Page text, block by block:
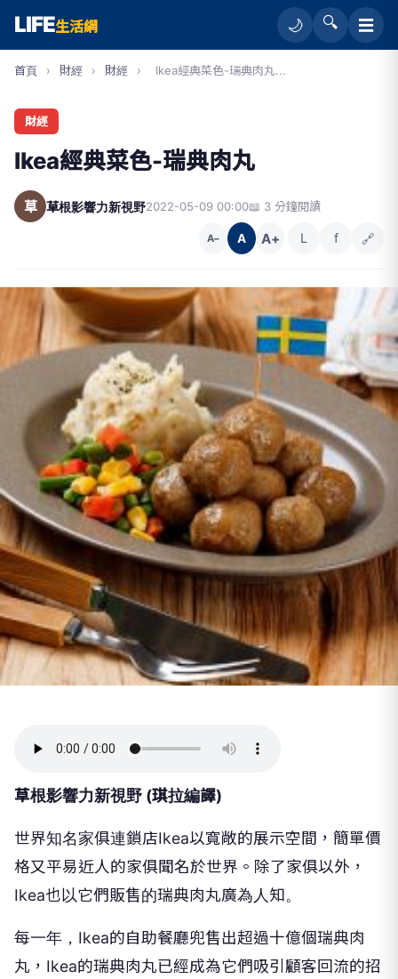
LIFE生活網 🌙 🔍 ☰
首頁 › 財經 › 財經 › Ikea經典菜色-瑞典肉丸...
財經
Ikea經典菜色-瑞典肉丸
草 草根影響力新視野2022-05-09 00:00📖 3 分鐘閱讀
A− A A+ L f 🔗
草根影響力新視野 (琪拉編譯)
世界知名家俱連鎖店Ikea以寬敞的展示空間，簡單價
格又平易近人的家俱聞名於世界。除了家俱以外，
Ikea也以它們販售的瑞典肉丸廣為人知。
每一年，Ikea的自助餐廳兜售出超過十億個瑞典肉
丸，Ikea的瑞典肉丸已經成為它們吸引顧客回流的招